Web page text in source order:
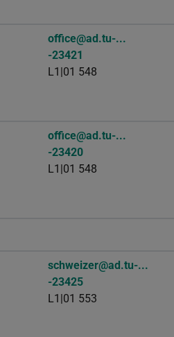
office@ad.tu-...
-23421
L1|01 548
office@ad.tu-...
-23420
L1|01 548
schweizer@ad.tu-...
-23425
L1|01 553